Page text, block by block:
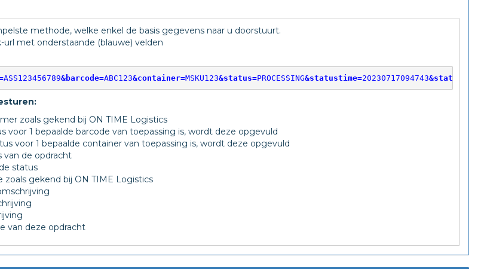
methode, welke enkel de basis gegevens naar u doorstuurt.
met onderstaande (blauwe) velden
ASS123456789&barcode=ABC123&container=MSKU123&status=PROCESSING&statustime=20230717094743&statuscode=
zoals gekend bij ON TIME Logistics
voor 1 bepaalde barcode van toepassing is, wordt deze opgevuld
voor 1 bepaalde container van toepassing is, wordt deze opgevuld
van de opdracht
status
zoals gekend bij ON TIME Logistics
van deze opdracht